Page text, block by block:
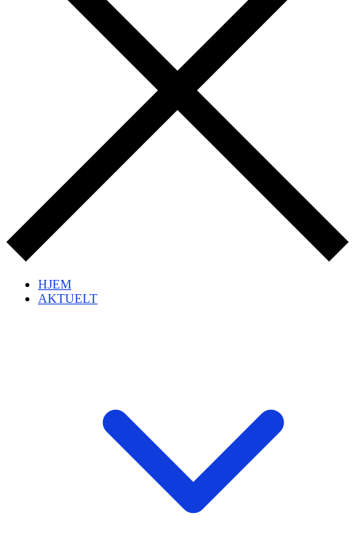
HJEM
AKTUELT